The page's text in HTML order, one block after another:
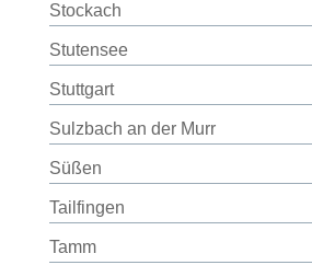
Stockach
Stutensee
Stuttgart
Sulzbach an der Murr
Süßen
Tailfingen
Tamm